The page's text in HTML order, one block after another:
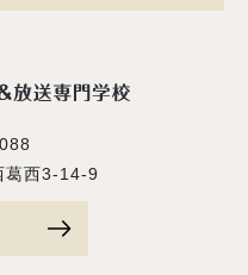
葛西3-14-9